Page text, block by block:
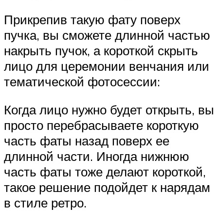
Прикрепив такую фату поверх
пучка, вы сможете длинной частью
накрыть пучок, а короткой скрыть
лицо для церемонии венчания или
тематической фотосессии:
Когда лицо нужно будет открыть, вы
просто перебрасываете короткую
часть фаты назад поверх ее
длинной части. Иногда нижнюю
часть фаты тоже делают короткой,
такое решение подойдет к нарядам
в стиле ретро.